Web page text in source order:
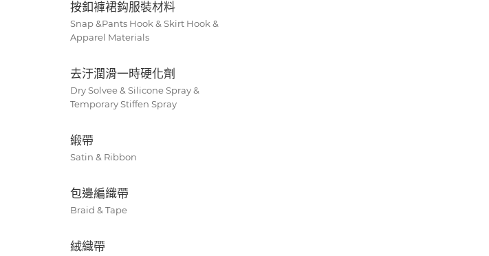
按釦褲裙鈎服裝材料
Snap &Pants Hook & Skirt Hook &
Apparel Materials
去汙潤滑一時硬化劑
Dry Solvee & Silicone Spray &
Temporary Stiffen Spray
緞帶
Satin & Ribbon
包邊編織帶
Braid & Tape
絨織帶